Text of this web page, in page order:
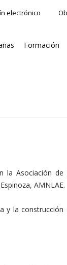
electrónico
Formación
Asociación
AMNLAE.
la